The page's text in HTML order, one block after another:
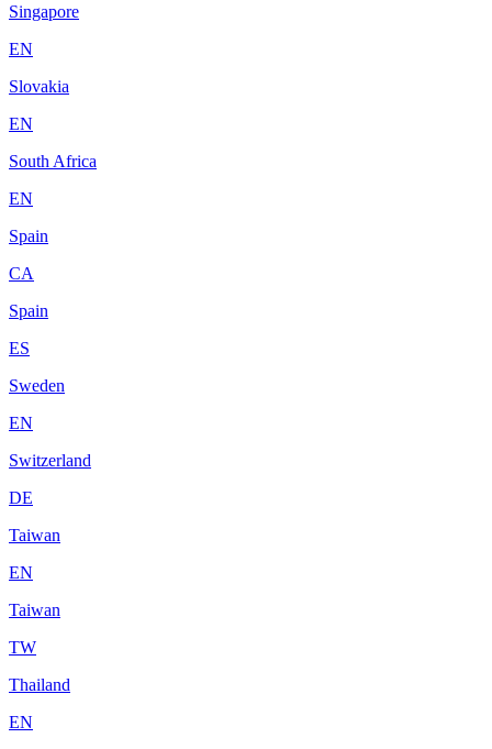
Singapore
EN
Slovakia
EN
South Africa
EN
Spain
CA
Spain
ES
Sweden
EN
Switzerland
DE
Taiwan
EN
Taiwan
TW
Thailand
EN